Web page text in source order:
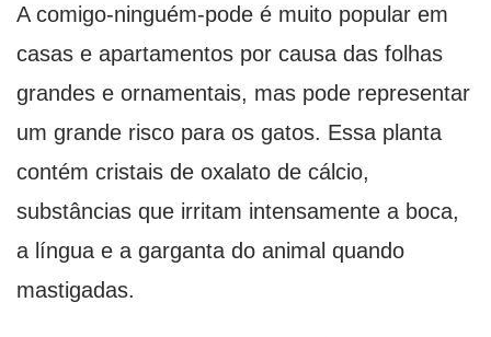
A comigo-ninguém-pode é muito popular em
casas e apartamentos por causa das folhas
grandes e ornamentais, mas pode representar
um grande risco para os gatos. Essa planta
contém cristais de oxalato de cálcio,
substâncias que irritam intensamente a boca,
a língua e a garganta do animal quando
mastigadas.